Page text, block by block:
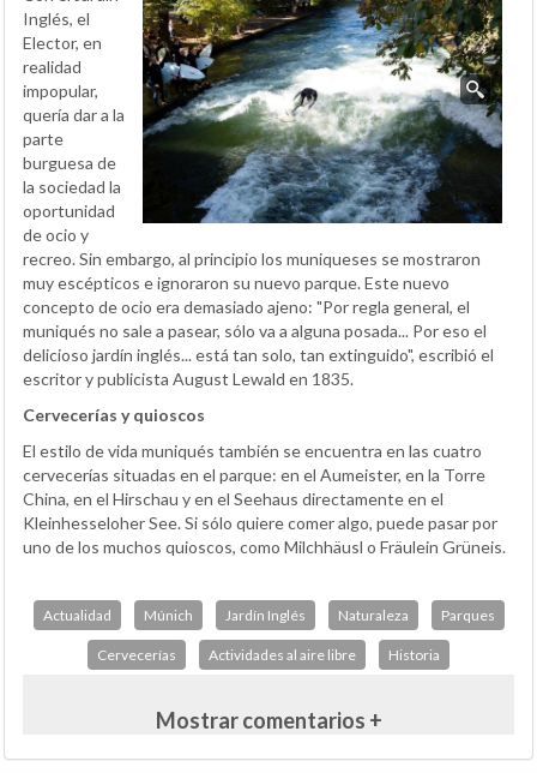
Inglés, el
Elector, en
realidad
impopular,
quería dar a la
parte
burguesa de
la sociedad la
oportunidad
de ocio y
recreo. Sin embargo, al principio los muniqueses se mostraron
muy escépticos e ignoraron su nuevo parque. Este nuevo
concepto de ocio era demasiado ajeno: "Por regla general, el
muniqués no sale a pasear, sólo va a alguna posada... Por eso el
delicioso jardín inglés... está tan solo, tan extinguido", escribió el
escritor y publicista August Lewald en 1835.
Cervecerías y quioscos
El estilo de vida muniqués también se encuentra en las cuatro
cervecerías situadas en el parque: en el Aumeister, en la Torre
China, en el Hirschau y en el Seehaus directamente en el
Kleinhesseloher See. Si sólo quiere comer algo, puede pasar por
uno de los muchos quioscos, como Milchhäusl o Fräulein Grüneis.
Actualidad Múnich Jardín Inglés Naturaleza Parques
Cervecerías Actividades al aire libre Historia
Mostrar comentarios +